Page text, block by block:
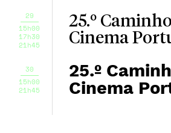
29
15h00
17h30
21h45
25.º
Cinema
30
15h00
21h45
25.º
Cinema